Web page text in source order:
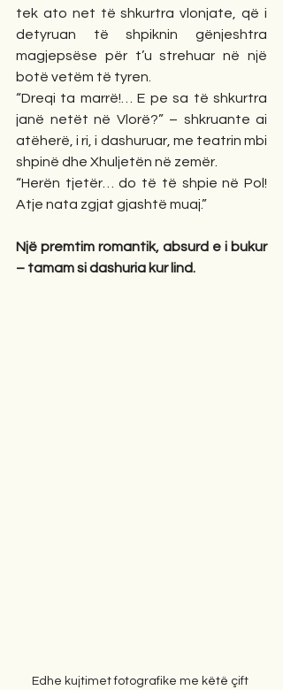
tek ato net të shkurtra vlonjate, që i
detyruan të shpiknin gënjeshtra
magjepsëse për t’u strehuar në një
botë vetëm të tyren.
“Dreqi ta marrë!… E pe sa të shkurtra
janë netët në Vlorë?” – shkruante ai
atëherë, i ri, i dashuruar, me teatrin mbi
shpinë dhe Xhuljetën në zemër.
“Herën tjetër… do të të shpie në Pol!
Atje nata zgjat gjashtë muaj.”
Një premtim romantik, absurd e i bukur
– tamam si dashuria kur lind.
Edhe kujtimet fotografike me këtë çift